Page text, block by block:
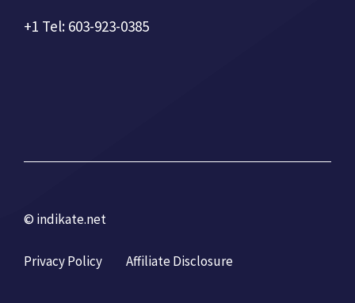
+1 Tel: 603-923-0385
© indikate.net
Privacy Policy Affiliate Disclosure